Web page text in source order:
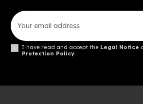
I have read and accept the Legal Notice
Protection Policy.